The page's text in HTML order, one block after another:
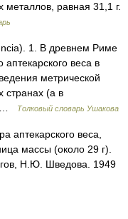
металлов, равная 31,1 г.
1. В древнем Риме
веса в
метрической
странах (а в
…
Толковый словарь Ушакова
веса,
массы (около 29 г).
Н.Ю. Шведова. 1949